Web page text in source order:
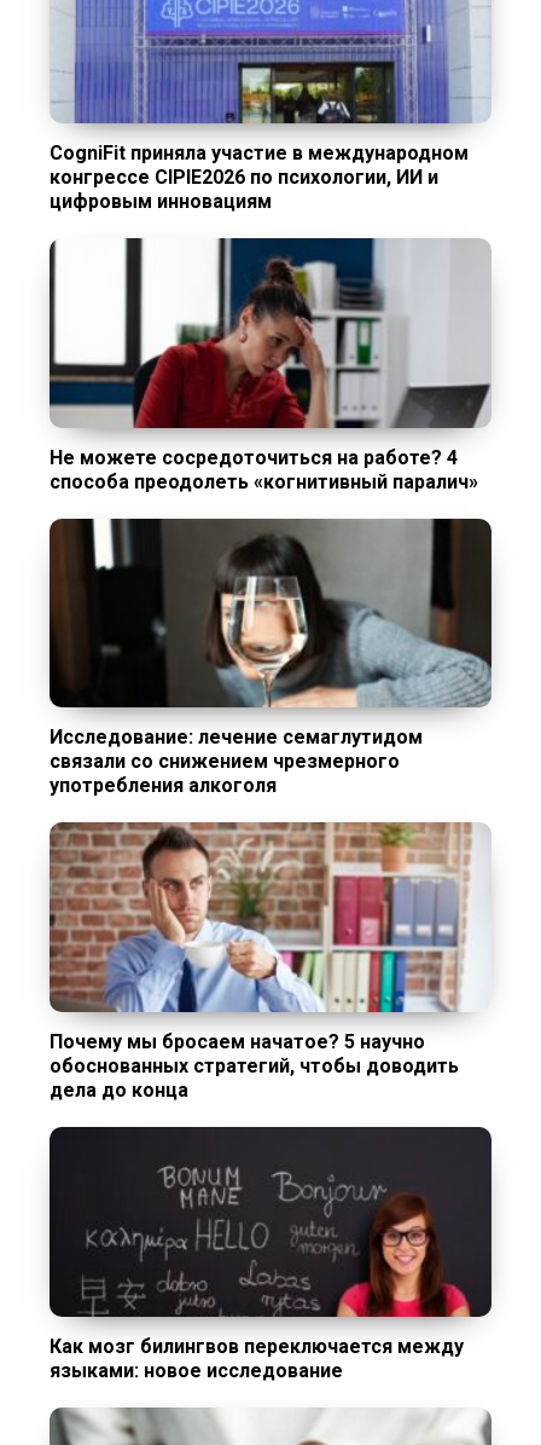
CogniFit приняла участие в международном
конгрессе CIPIE2026 по психологии, ИИ и
цифровым инновациям
Не можете сосредоточиться на работе? 4
способа преодолеть «когнитивный паралич»
Исследование: лечение семаглутидом
связали со снижением чрезмерного
употребления алкоголя
Почему мы бросаем начатое? 5 научно
обоснованных стратегий, чтобы доводить
дела до конца
Как мозг билингвов переключается между
языками: новое исследование